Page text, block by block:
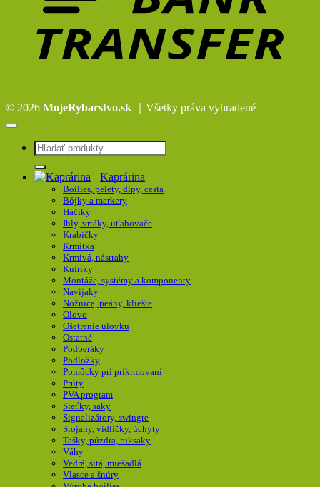
© 2026 MojeRybarstvo.sk ｜Všetky práva vyhradené
Hľadať:
Kaprárina
Boilies, pelety, dipy, cestá
Bójky a markery
Háčiky
Ihly, vrtáky, uťahovače
Krabičky
Krmítka
Krmivá, nástrahy
Kufríky
Montáže, systémy a komponenty
Navijaky
Nožnice, peány, kliešte
Olovo
Ošetrenie úlovku
Ostatné
Podberáky
Podložky
Pomôcky pri prikrmovaní
Prúty
PVA program
Sieťky, saky
Signalizátory, swingre
Stojany, vidličky, úchyty
Tašky, púzdra, ruksaky
Váhy
Vedrá, sitá, miešadlá
Vlasce a šnúry